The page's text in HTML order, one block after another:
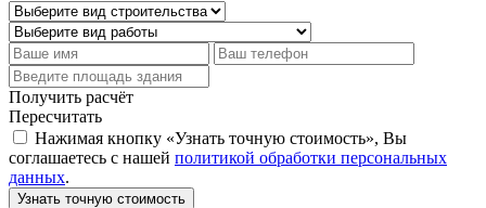
Получить расчёт
Пересчитать
Нажимая кнопку «Узнать точную стоимость», Вы
соглашаетесь с нашей политикой обработки персональных
данных.
Узнать точную стоимость